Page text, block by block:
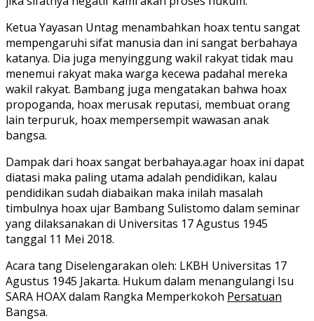
Ketua Yayasan Untag menambahkan hoax tentu sangat
mempengaruhi sifat manusia dan ini sangat berbahaya
katanya. Dia juga menyinggung wakil rakyat tidak mau
menemui rakyat maka warga kecewa padahal mereka
wakil rakyat. Bambang juga mengatakan bahwa hoax
propoganda, hoax merusak reputasi, membuat orang
lain terpuruk, hoax mempersempit wawasan anak
bangsa.
Dampak dari hoax sangat berbahaya.agar hoax ini dapat
diatasi maka paling utama adalah pendidikan, kalau
pendidikan sudah diabaikan maka inilah masalah
timbulnya hoax ujar Bambang Sulistomo dalam seminar
yang dilaksanakan di Universitas 17 Agustus 1945
tanggal 11 Mei 2018.
Acara tang Diselengarakan oleh: LKBH Universitas 17
Agustus 1945 Jakarta. Hukum dalam menangulangi Isu
SARA HOAX dalam Rangka Memperkokoh Persatuan
Bangsa.